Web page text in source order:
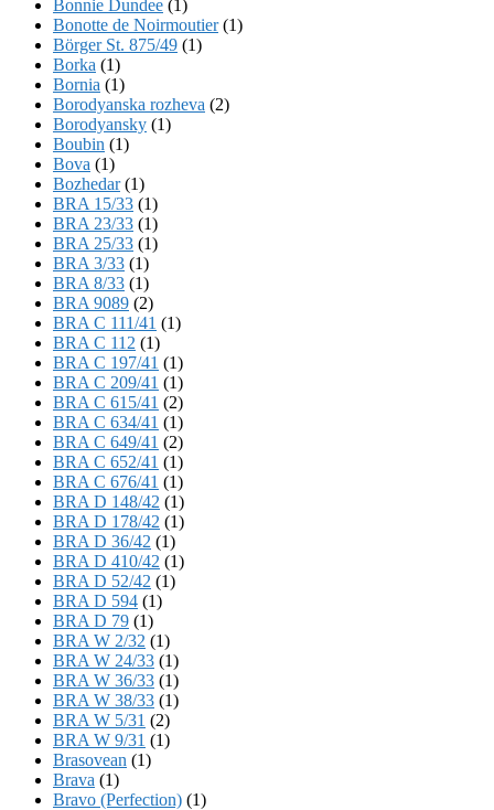
Bonnie Dundee (1)
Bonotte de Noirmoutier(1)
Börger St. 875/49 (1)
Borka (1)
Bornia (1)
Borodyanska rozheva (2)
Borodyansky (1)
Boubin (1)
Bova (1)
Bozhedar(1)
BRA 15/33 (1)
BRA 23/33 (1)
BRA 25/33 (1)
BRA 3/33 (1)
BRA 8/33 (1)
BRA 9089 (2)
BRA C 111/41 (1)
BRA C 112 (1)
BRA C 197/41 (1)
BRA C 209/41 (1)
BRA C 615/41 (2)
BRA C 634/41 (1)
BRA C 649/41 (2)
BRA C 652/41 (1)
BRA C 676/41 (1)
BRA D 148/42 (1)
BRA D 178/42 (1)
BRA D 36/42 (1)
BRA D 410/42 (1)
BRA D 52/42 (1)
BRA D 594 (1)
BRA D 79 (1)
BRA W 2/32 (1)
BRA W 24/33 (1)
BRA W 36/33 (1)
BRA W 38/33 (1)
BRA W 5/31 (2)
BRA W 9/31 (1)
Brasovean (1)
Brava (1)
Bravo (Perfection) (1)